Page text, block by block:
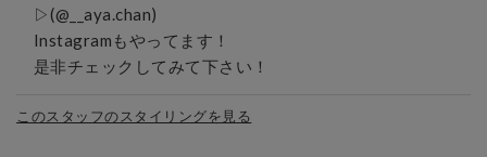
▷(@__aya.chan)
Instagramもやってます！
是非チェックしてみて下さい！
このスタッフのスタイリングを見る